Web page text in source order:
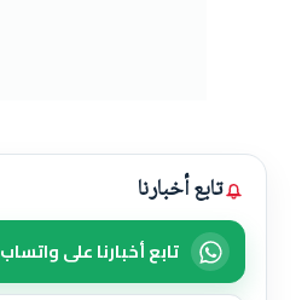
تابع أخبارنا
تابع أخبارنا على واتساب